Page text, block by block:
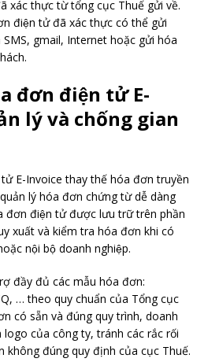
xác thực từ tổng cục Thuế gửi về.
điện tử đã xác thực có thể gửi
gmail, Internet hoặc gửi hóa
đơn điện tử E-
lý và chống gian
E-Invoice thay thế hóa đơn truyền
lý hóa đơn chứng từ dễ dàng
đơn điện tử được lưu trữ trên phần
xuất và kiểm tra hóa đơn khi có
nội bộ doanh nghiệp.
đầy đủ các mẫu hóa đơn:
… theo quy chuẩn của Tổng cục
có sẵn và đúng quy trình, doanh
của công ty, tránh các rắc rối
không đúng quy định của cục Thuế.